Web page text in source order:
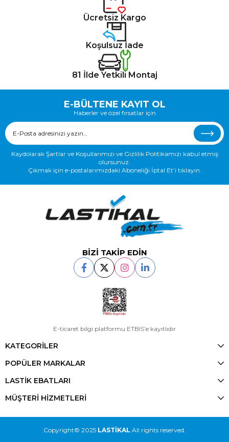
Ücretsiz Kargo
Koşulsuz İade
81 İlde Yetkili Montaj
E-BÜLTENE KAYIT OL
Haberler ve özel fırsatlar için
Kaydolarak Şartlar ve Koşullarımızı ve Gizlilik Politikamızı kabul etmiş
olursunuz.
Çıkmak için e-postalarımızdaki Aboneliği İptal Et’i tıklayın.
BİZİ TAKİP EDİN
E-ticaret bilgi platformu ETBIS’e kayıtlıdır
KATEGORİLER
POPÜLER MARKALAR
LASTİK EBATLARI
MÜŞTERİ HİZMETLERİ
Copyright© 2025 LASTİKAL All rights reserved.